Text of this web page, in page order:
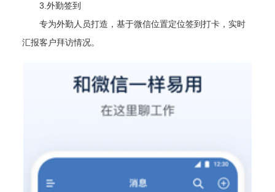
3.外勤签到
专为外勤人员打造，基于微信位置定位签到打卡，实时
汇报客户拜访情况。